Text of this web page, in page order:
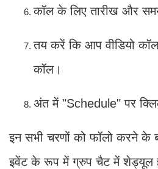
कॉल के लिए तारीख और
तय करें कि आप वीडियो
कॉल।
अंत में "Schedule" पर
इन सभी चरणों को फॉलो करने के
इवेंट के रूप में ग्रुप चैट में शेड्यूल